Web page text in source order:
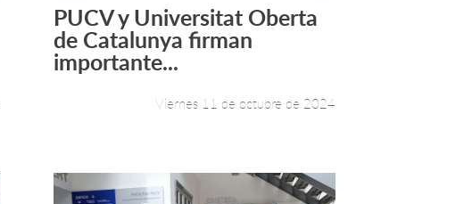
Leer más +
PUCV y Universitat Oberta
de Catalunya firman
importante...
Viernes 11 de octubre de 2024